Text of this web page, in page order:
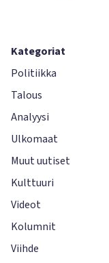
Kategoriat
Politiikka
Talous
Analyysi
Ulkomaat
Muut uutiset
Kulttuuri
Videot
Kolumnit
Viihde